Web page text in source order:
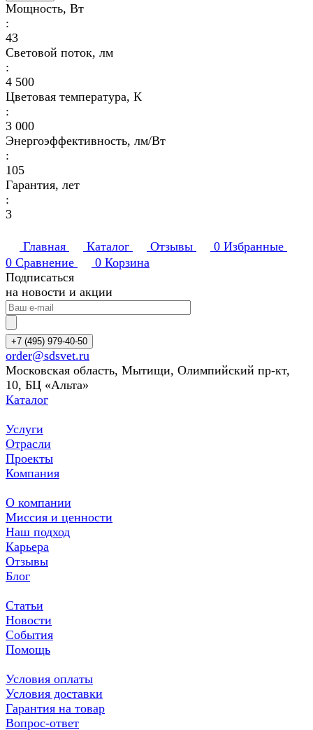
Мощность, Вт
:
43
Световой поток, лм
:
4 500
Цветовая температура, К
:
3 000
Энергоэффективность, лм/Вт
:
105
Гарантия, лет
:
3
Главная Каталог Отзывы 0 Избранные
0 Сравнение 0 Корзина
Подписаться
на новости и акции
+7 (495) 979-40-50
order@sdsvet.ru
Московская область, Мытищи, Олимпийский пр-кт,
10, БЦ «Альта»
Каталог
Услуги
Отрасли
Проекты
Компания
О компании
Миссия и ценности
Наш подход
Карьера
Отзывы
Блог
Статьи
Новости
События
Помощь
Условия оплаты
Условия доставки
Гарантия на товар
Вопрос-ответ